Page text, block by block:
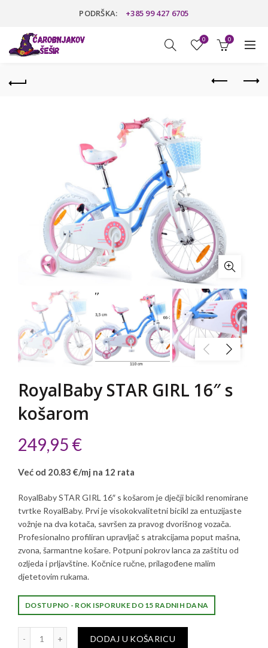
PODRŠKA: +385 99 427 6705
0 0
RoyalBaby STAR GIRL 16″ s
košarom
249,95 €
Već od 20.83 €/mj na 12 rata
RoyalBaby STAR GIRL 16″ s košarom je dječji bicikl renomirane
tvrtke RoyalBaby. Prvi je visokokvalitetni bicikl za entuzijaste
vožnje na dva kotača, savršen za pravog dvorišnog vozača.
Profesionalno profiliran upravljač s atrakcijama poput mašna,
zvona, šarmantne košare. Potpuni pokrov lanca za zaštitu od
ozljeda i prljavštine. Kočnice ručne, prilagođene malim
djetetovim rukama.
DOSTUPNO - ROK ISPORUKE DO 15 RADNIH DANA
RoyalBaby STAR GIRL 16" s košarom količina
DODAJ U KOŠARICU